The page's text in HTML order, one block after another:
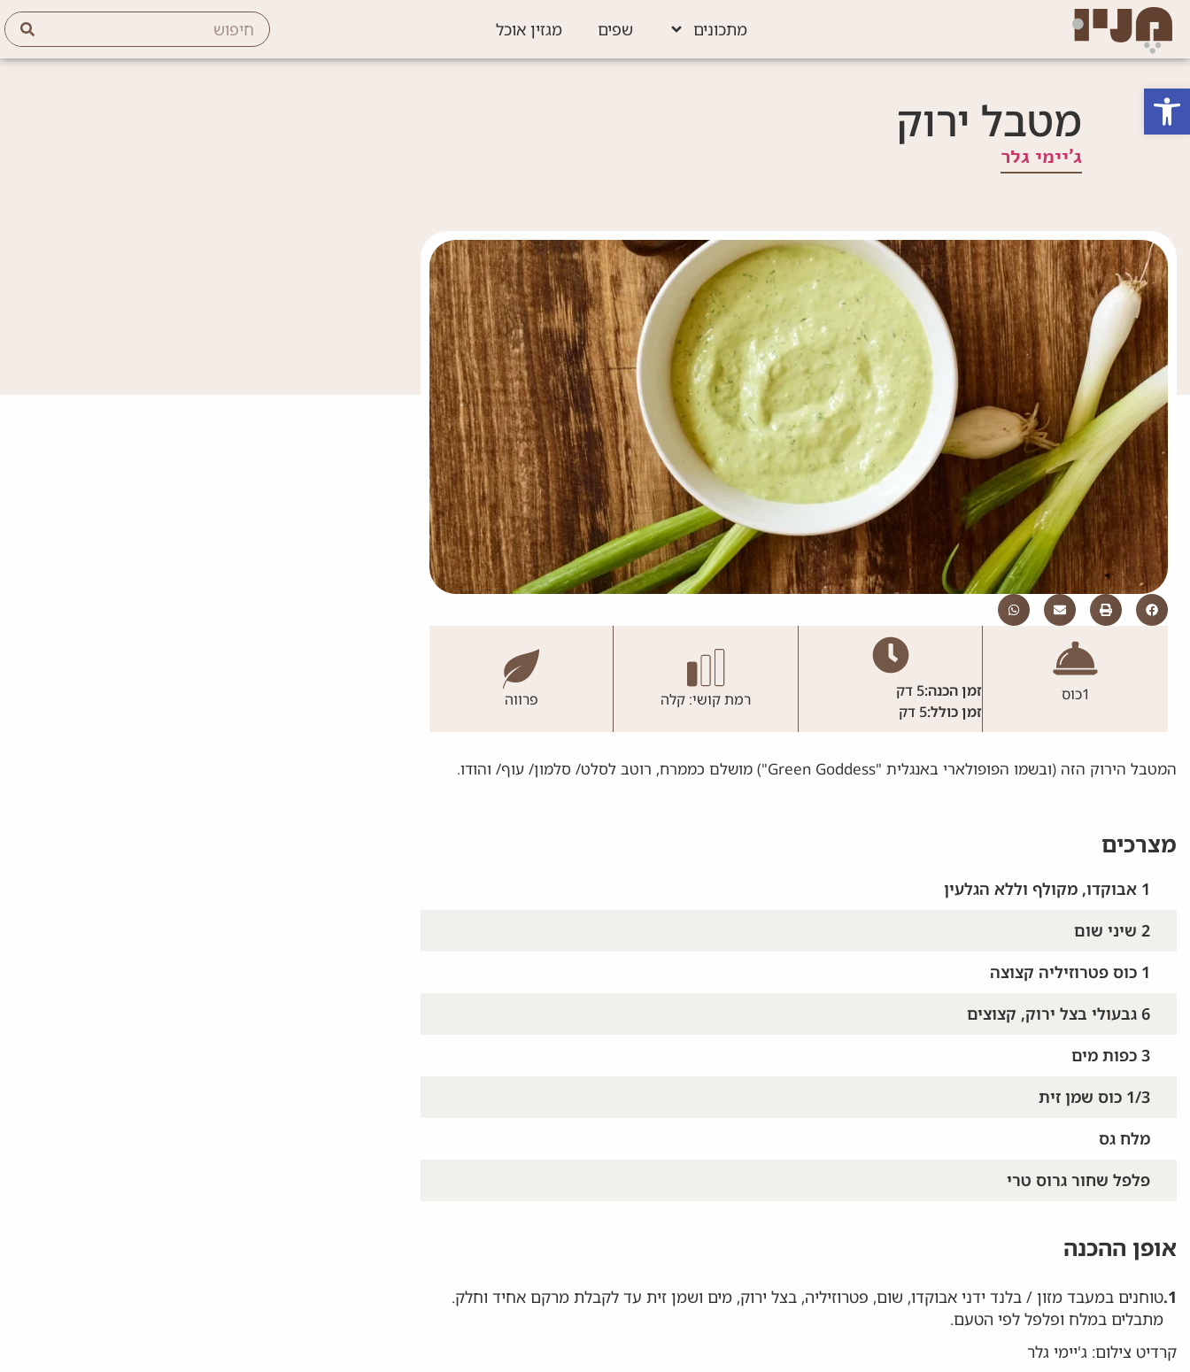
פתח סרגל נגישות
מתכונים שפים מגזין אוכל
מטבל ירוק
ג'יימי גלר
1כוס זמן הכנה:5 דק
זמן כולל:5 דק
רמת קושי: קלה פרווה
המטבל הירוק הזה (ובשמו הפופולארי באנגלית "Green Goddess") מושלם כממרח, רוטב לסלט/ סלמון/ עוף/ והודו.
מצרכים
1 אבוקדו, מקולף וללא הגלעין
2 שיני שום
1 כוס פטרוזיליה קצוצה
6 גבעולי בצל ירוק, קצוצים
3 כפות מים
1/3 כוס שמן זית
מלח גס
פלפל שחור גרוס טרי
אופן ההכנה
1. טוחנים במעבד מזון / בלנד ידני אבוקדו, שום, פטרוזיליה, בצל ירוק, מים ושמן זית עד לקבלת מרקם אחיד וחלק.
מתבלים במלח ופלפל לפי הטעם.
קרדיט צילום: ג'יימי גלר